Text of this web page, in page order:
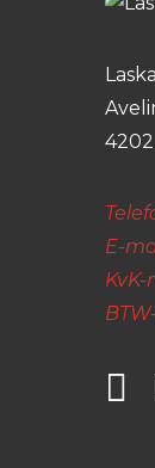
4202
E-
KvK-